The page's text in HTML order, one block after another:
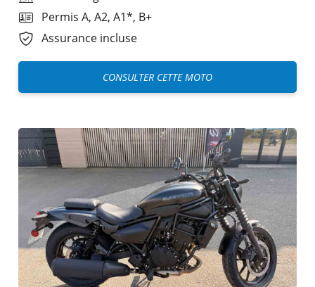
Permis A, A2, A1*, B+
Assurance incluse
CONSULTER CETTE MOTO